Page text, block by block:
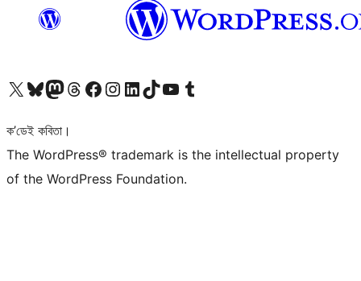
আমাৰ X (আগৰ Twitter) একাউণ্টলৈ যাওকআমাৰ Bluesky একাউণ্টলৈ যাওকআমাৰ Mastodon একাউণ্টলৈ যাওকআমাৰ Threads একাউণ্টলৈ যাওকআমাৰ Facebook পৃষ্ঠালৈ যাওকআমাৰ Instagram একাউণ্টলৈ যাওকআমাৰ LinkedIn একাউণ্টলৈ যাওকআমাৰ TikTok একাউণ্টলৈ যাওকআমাৰ YouTube চেনেললৈ যাওকআমাৰ Tumblr একাউণ্টলৈ যাওক
ক’ডেই কবিতা।
The WordPress® trademark is the intellectual property
of the WordPress Foundation.